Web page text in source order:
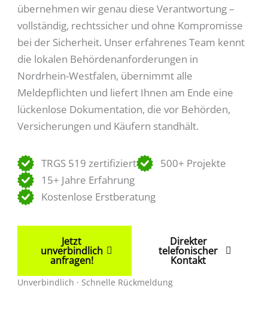
übernehmen wir genau diese Verantwortung –
vollständig, rechtssicher und ohne Kompromisse
bei der Sicherheit. Unser erfahrenes Team kennt
die lokalen Behördenanforderungen in
Nordrhein-Westfalen, übernimmt alle
Meldepflichten und liefert Ihnen am Ende eine
lückenlose Dokumentation, die vor Behörden,
Versicherungen und Käufern standhält.
TRGS 519 zertifiziert
500+ Projekte
15+ Jahre Erfahrung
Kostenlose Erstberatung
Jetzt
unverbindlich
anfragen!
Direkter
telefonischer
Kontakt
Unverbindlich · Schnelle Rückmeldung